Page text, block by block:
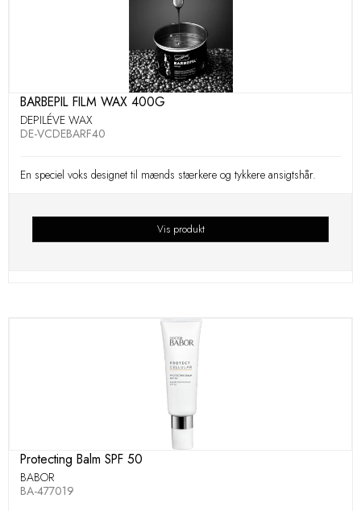
BARBEPIL FILM WAX 400G
DEPILÉVE WAX
DE-VCDEBARF40
En speciel voks designet til mænds stærkere og tykkere ansigtshår.
Vis produkt
Protecting Balm SPF 50
BABOR
BA-477019